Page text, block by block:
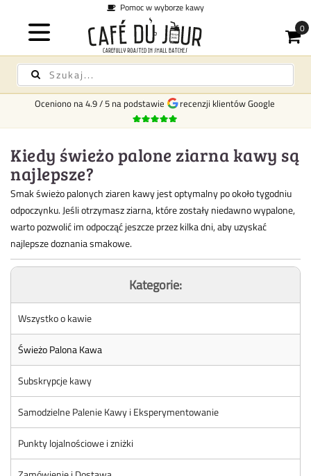
Pomoc w wyborze kawy
Oceniono na4.9/5 na podstawie recenzji klientów Google
Kiedy świeżo palone ziarna kawy są
najlepsze?
Smak świeżo palonych ziaren kawy jest optymalny po około tygodniu
odpoczynku. Jeśli otrzymasz ziarna, które zostały niedawno wypalone,
warto pozwolić im odpocząć jeszcze przez kilka dni, aby uzyskać
najlepsze doznania smakowe.
Kategorie:
Wszystko o kawie
Świeżo Palona Kawa
Subskrypcje kawy
Samodzielne Palenie Kawy i Eksperymentowanie
Punkty lojalnościowe i zniżki